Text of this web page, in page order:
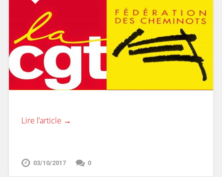
Lire l’article →
03/10/2017 0